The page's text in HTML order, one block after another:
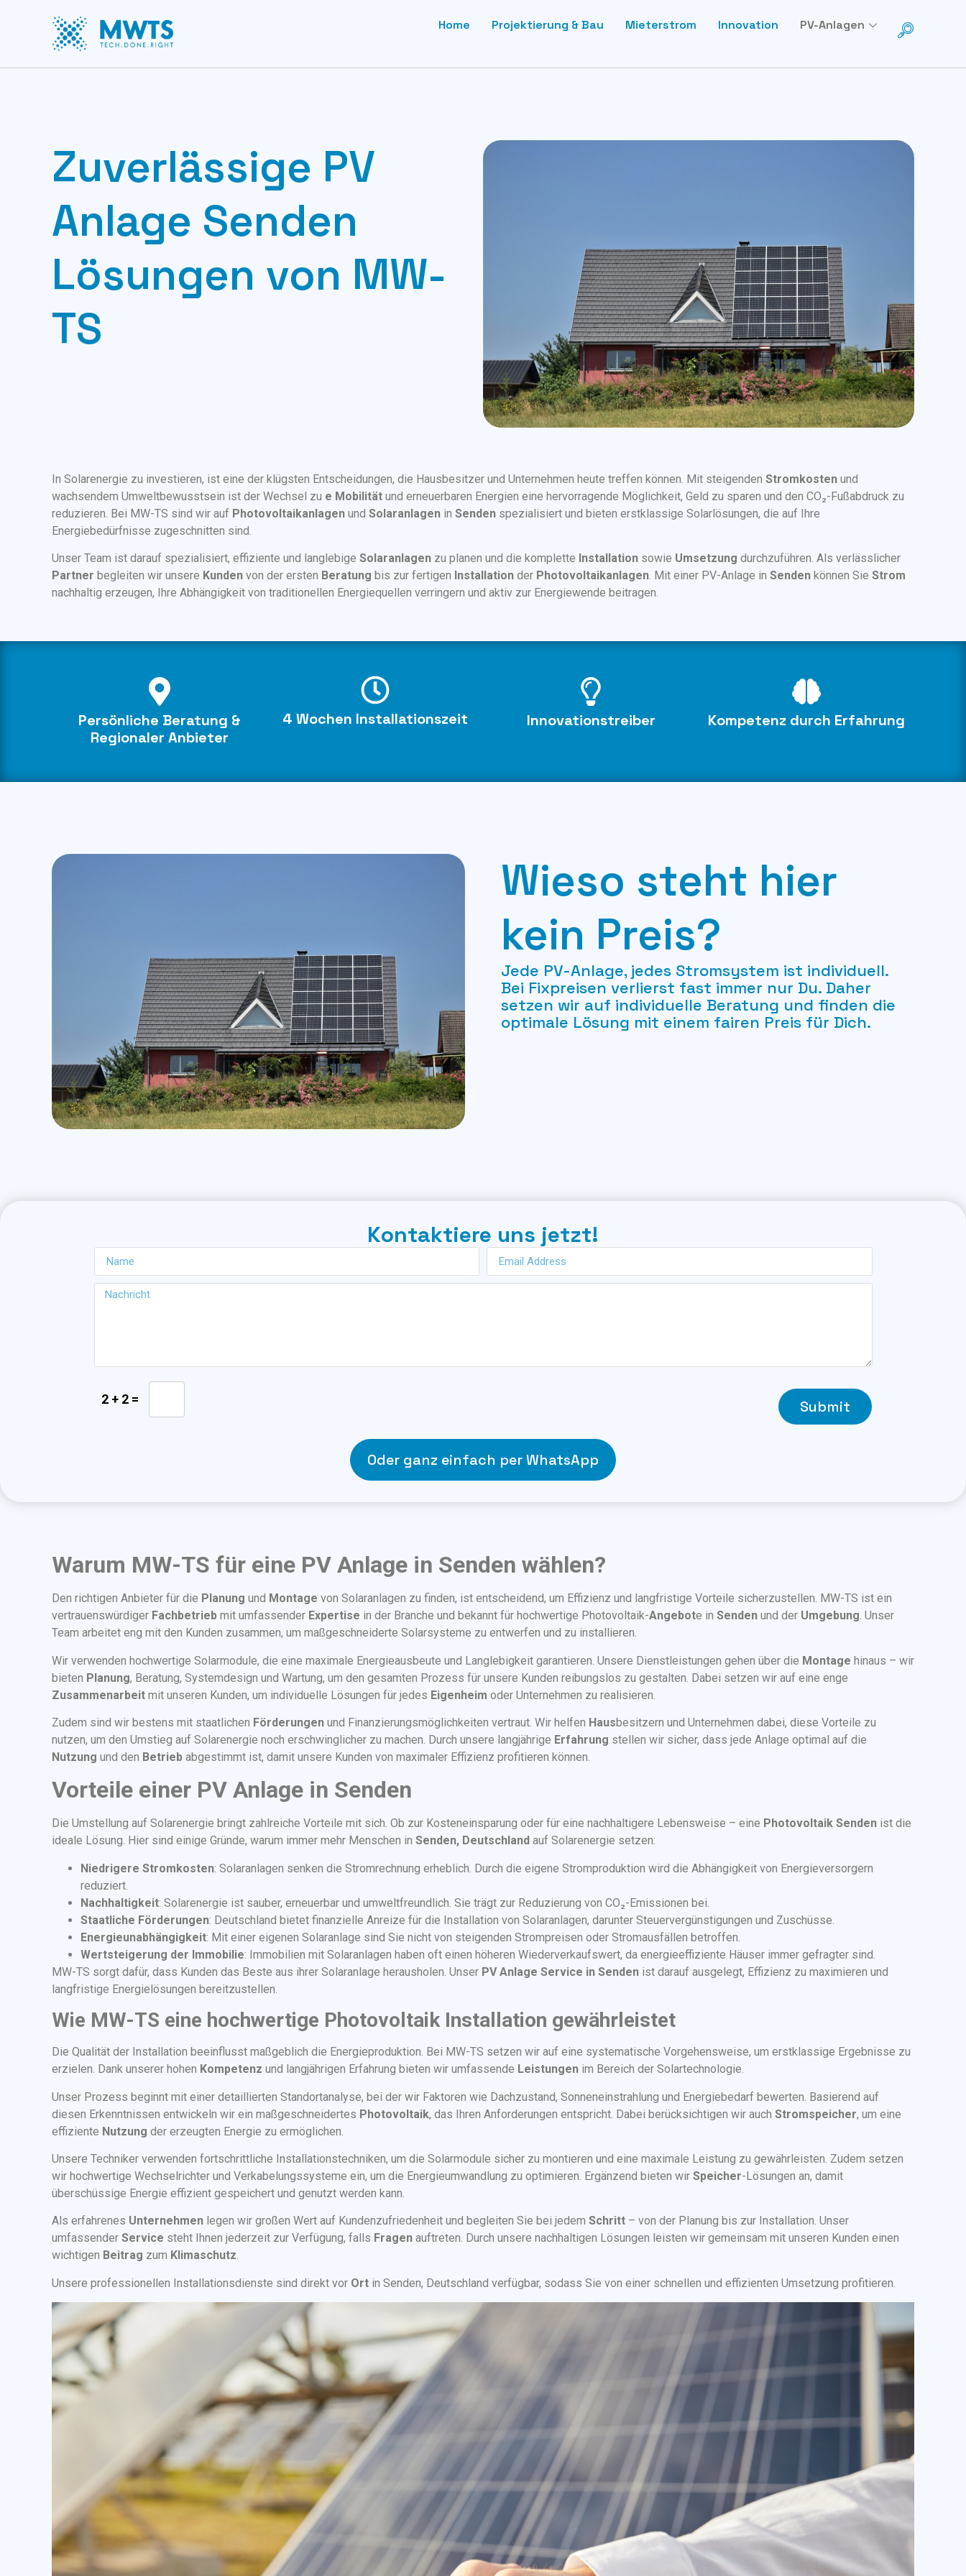
Home Projektierung & Bau Mieterstrom Innovation PV-Anlagen
Zuverlässige PV
Anlage Senden
Lösungen von MW-
TS
In Solarenergie zu investieren, ist eine der klügsten Entscheidungen, die Hausbesitzer und Unternehmen heute treffen können. Mit steigenden Stromkosten und
wachsendem Umweltbewusstsein ist der Wechsel zu e Mobilität und erneuerbaren Energien eine hervorragende Möglichkeit, Geld zu sparen und den CO₂-Fußabdruck zu
reduzieren. Bei MW-TS sind wir auf Photovoltaikanlagen und Solaranlagen in Senden spezialisiert und bieten erstklassige Solarlösungen, die auf Ihre
Energiebedürfnisse zugeschnitten sind.
Unser Team ist darauf spezialisiert, effiziente und langlebige Solaranlagen zu planen und die komplette Installation sowie Umsetzung durchzuführen. Als verlässlicher
Partner begleiten wir unsere Kunden von der ersten Beratung bis zur fertigen Installation der Photovoltaikanlagen. Mit einer PV-Anlage in Senden können Sie Strom
nachhaltig erzeugen, Ihre Abhängigkeit von traditionellen Energiequellen verringern und aktiv zur Energiewende beitragen.
Persönliche Beratung &
Regionaler Anbieter
4 Wochen Installationszeit Innovationstreiber Kompetenz durch Erfahrung
Wieso steht hier
kein Preis?
Jede PV-Anlage, jedes Stromsystem ist individuell.
Bei Fixpreisen verlierst fast immer nur Du. Daher
setzen wir auf individuelle Beratung und finden die
optimale Lösung mit einem fairen Preis für Dich.
Kontaktiere uns jetzt!
2 + 2 = Submit
Oder ganz einfach per WhatsApp
Warum MW-TS für eine PV Anlage in Senden wählen?
Den richtigen Anbieter für die Planung und Montage von Solaranlagen zu finden, ist entscheidend, um Effizienz und langfristige Vorteile sicherzustellen. MW-TS ist ein
vertrauenswürdiger Fachbetrieb mit umfassender Expertise in der Branche und bekannt für hochwertige Photovoltaik-Angebote in Senden und der Umgebung. Unser
Team arbeitet eng mit den Kunden zusammen, um maßgeschneiderte Solarsysteme zu entwerfen und zu installieren.
Wir verwenden hochwertige Solarmodule, die eine maximale Energieausbeute und Langlebigkeit garantieren. Unsere Dienstleistungen gehen über die Montage hinaus – wir
bieten Planung, Beratung, Systemdesign und Wartung, um den gesamten Prozess für unsere Kunden reibungslos zu gestalten. Dabei setzen wir auf eine enge
Zusammenarbeit mit unseren Kunden, um individuelle Lösungen für jedes Eigenheim oder Unternehmen zu realisieren.
Zudem sind wir bestens mit staatlichen Förderungen und Finanzierungsmöglichkeiten vertraut. Wir helfen Hausbesitzern und Unternehmen dabei, diese Vorteile zu
nutzen, um den Umstieg auf Solarenergie noch erschwinglicher zu machen. Durch unsere langjährige Erfahrung stellen wir sicher, dass jede Anlage optimal auf die
Nutzung und den Betrieb abgestimmt ist, damit unsere Kunden von maximaler Effizienz profitieren können.
Vorteile einer PV Anlage in Senden
Die Umstellung auf Solarenergie bringt zahlreiche Vorteile mit sich. Ob zur Kosteneinsparung oder für eine nachhaltigere Lebensweise – eine Photovoltaik Senden ist die
ideale Lösung. Hier sind einige Gründe, warum immer mehr Menschen in Senden, Deutschland auf Solarenergie setzen:
Niedrigere Stromkosten: Solaranlagen senken die Stromrechnung erheblich. Durch die eigene Stromproduktion wird die Abhängigkeit von Energieversorgern
reduziert.
Nachhaltigkeit: Solarenergie ist sauber, erneuerbar und umweltfreundlich. Sie trägt zur Reduzierung von CO₂-Emissionen bei.
Staatliche Förderungen: Deutschland bietet finanzielle Anreize für die Installation von Solaranlagen, darunter Steuervergünstigungen und Zuschüsse.
Energieunabhängigkeit: Mit einer eigenen Solaranlage sind Sie nicht von steigenden Strompreisen oder Stromausfällen betroffen.
Wertsteigerung der Immobilie: Immobilien mit Solaranlagen haben oft einen höheren Wiederverkaufswert, da energieeffiziente Häuser immer gefragter sind.
MW-TS sorgt dafür, dass Kunden das Beste aus ihrer Solaranlage herausholen. Unser PV Anlage Service in Senden ist darauf ausgelegt, Effizienz zu maximieren und
langfristige Energielösungen bereitzustellen.
Wie MW-TS eine hochwertige Photovoltaik Installation gewährleistet
Die Qualität der Installation beeinflusst maßgeblich die Energieproduktion. Bei MW-TS setzen wir auf eine systematische Vorgehensweise, um erstklassige Ergebnisse zu
erzielen. Dank unserer hohen Kompetenz und langjährigen Erfahrung bieten wir umfassende Leistungen im Bereich der Solartechnologie.
Unser Prozess beginnt mit einer detaillierten Standortanalyse, bei der wir Faktoren wie Dachzustand, Sonneneinstrahlung und Energiebedarf bewerten. Basierend auf
diesen Erkenntnissen entwickeln wir ein maßgeschneidertes Photovoltaik, das Ihren Anforderungen entspricht. Dabei berücksichtigen wir auch Stromspeicher, um eine
effiziente Nutzung der erzeugten Energie zu ermöglichen.
Unsere Techniker verwenden fortschrittliche Installationstechniken, um die Solarmodule sicher zu montieren und eine maximale Leistung zu gewährleisten. Zudem setzen
wir hochwertige Wechselrichter und Verkabelungssysteme ein, um die Energieumwandlung zu optimieren. Ergänzend bieten wir Speicher-Lösungen an, damit
überschüssige Energie effizient gespeichert und genutzt werden kann.
Als erfahrenes Unternehmen legen wir großen Wert auf Kundenzufriedenheit und begleiten Sie bei jedem Schritt – von der Planung bis zur Installation. Unser
umfassender Service steht Ihnen jederzeit zur Verfügung, falls Fragen auftreten. Durch unsere nachhaltigen Lösungen leisten wir gemeinsam mit unseren Kunden einen
wichtigen Beitrag zum Klimaschutz.
Unsere professionellen Installationsdienste sind direkt vor Ort in Senden, Deutschland verfügbar, sodass Sie von einer schnellen und effizienten Umsetzung profitieren.